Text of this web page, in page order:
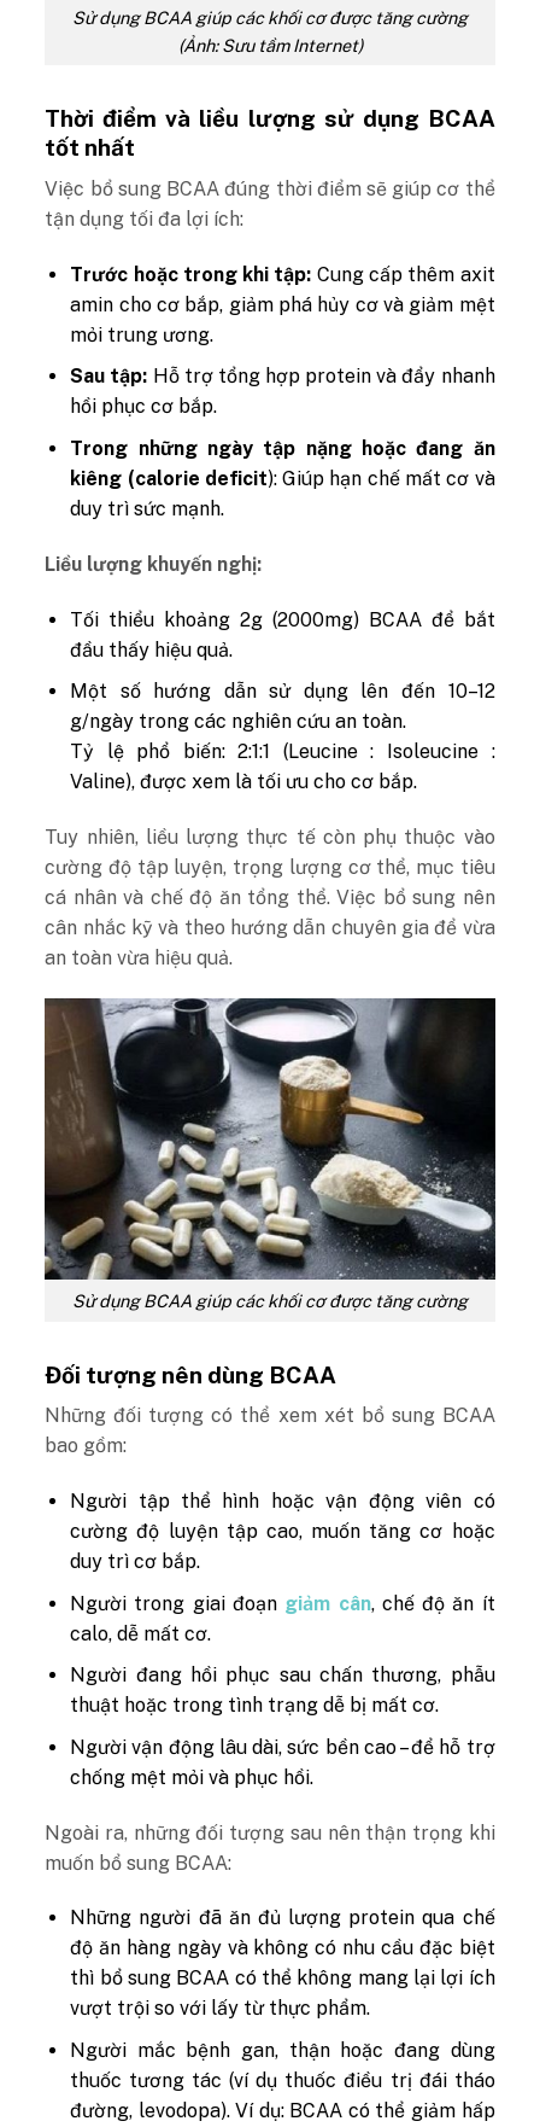
Sử dụng BCAA giúp các khối cơ được tăng cường
(Ảnh: Sưu tầm Internet)
Thời điểm và liều lượng sử dụng BCAA
tốt nhất
Việc bổ sung BCAA đúng thời điểm sẽ giúp cơ thể
tận dụng tối đa lợi ích:
Trước hoặc trong khi tập: Cung cấp thêm axit
amin cho cơ bắp, giảm phá hủy cơ và giảm mệt
mỏi trung ương.
Sau tập: Hỗ trợ tổng hợp protein và đẩy nhanh
hồi phục cơ bắp.
Trong những ngày tập nặng hoặc đang ăn
kiêng (calorie deficit): Giúp hạn chế mất cơ và
duy trì sức mạnh.
Liều lượng khuyến nghị:
Tối thiểu khoảng 2g (2000mg) BCAA để bắt
đầu thấy hiệu quả.
Một số hướng dẫn sử dụng lên đến 10–12
g/ngày trong các nghiên cứu an toàn.
Tỷ lệ phổ biến: 2:1:1 (Leucine : Isoleucine :
Valine), được xem là tối ưu cho cơ bắp.
Tuy nhiên, liều lượng thực tế còn phụ thuộc vào
cường độ tập luyện, trọng lượng cơ thể, mục tiêu
cá nhân và chế độ ăn tổng thể. Việc bổ sung nên
cân nhắc kỹ và theo hướng dẫn chuyên gia để vừa
an toàn vừa hiệu quả.
Sử dụng BCAA giúp các khối cơ được tăng cường
Đối tượng nên dùng BCAA
Những đối tượng có thể xem xét bổ sung BCAA
bao gồm:
Người tập thể hình hoặc vận động viên có
cường độ luyện tập cao, muốn tăng cơ hoặc
duy trì cơ bắp.
Người trong giai đoạn giảm cân, chế độ ăn ít
calo, dễ mất cơ.
Người đang hồi phục sau chấn thương, phẫu
thuật hoặc trong tình trạng dễ bị mất cơ.
Người vận động lâu dài, sức bền cao – để hỗ trợ
chống mệt mỏi và phục hồi.
Ngoài ra, những đối tượng sau nên thận trọng khi
muốn bổ sung BCAA:
Những người đã ăn đủ lượng protein qua chế
độ ăn hàng ngày và không có nhu cầu đặc biệt
thì bổ sung BCAA có thể không mang lại lợi ích
vượt trội so với lấy từ thực phẩm.
Người mắc bệnh gan, thận hoặc đang dùng
thuốc tương tác (ví dụ thuốc điều trị đái tháo
đường, levodopa). Ví dụ: BCAA có thể giảm hấp